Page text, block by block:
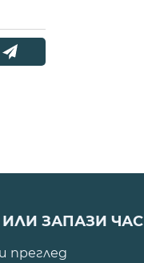
ЗАПАЗИ ЧАС
преглед